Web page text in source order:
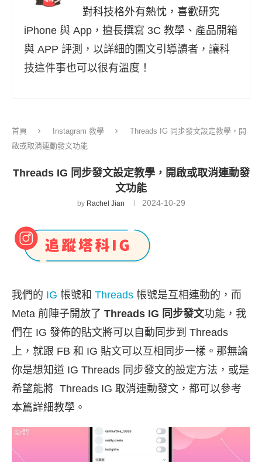
對科技格外有熱忱，喜歡研究
iPhone 與 App，擅長撰寫 3C 教學、產品開箱
與 APP 評測，以詳細的圖文引導讀者，讓科
技這件事也可以很有溫度！
首頁 Instagram 教學
Threads IG 同步發文設定教學，開
啟或取消連動發文功能
Threads IG 同步發文設定教學，開啟或取消連動發
文功能
by Rachel Jian 2024-10-29
我們的 IG 帳號和 Threads 帳號是互相連動的，而
Meta 前陣子開放了 Threads IG 同步發文功能，我
們在 IG 發佈的貼文將可以自動同步到 Threads
上，就跟 FB 和 IG 貼文可以互相同步一樣。那無論
你是想知道 IG Threads 同步發文的設定方法，或是
希望能將 Threads IG 取消連動發文，都可以參考
本篇詳細教學。